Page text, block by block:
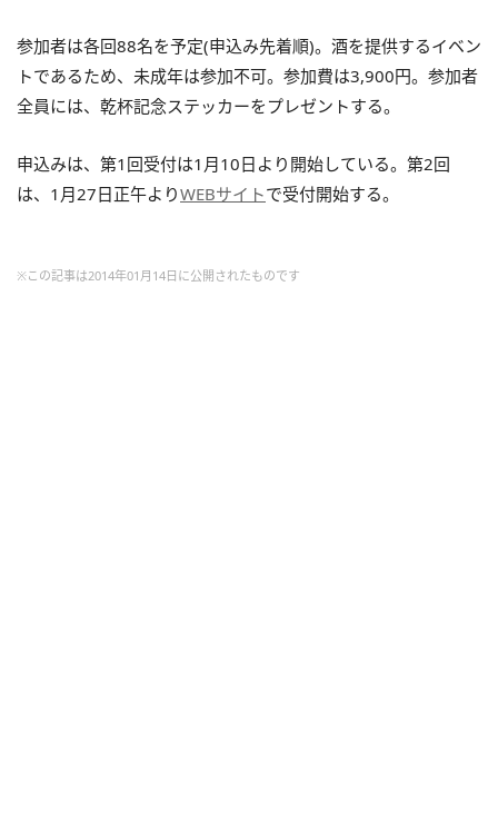
参加者は各回88名を予定(申込み先着順)。酒を提供するイベン
トであるため、未成年は参加不可。参加費は3,900円。参加者
全員には、乾杯記念ステッカーをプレゼントする。
申込みは、第1回受付は1月10日より開始している。第2回
は、1月27日正午よりWEBサイトで受付開始する。
※この記事は2014年01月14日に公開されたものです